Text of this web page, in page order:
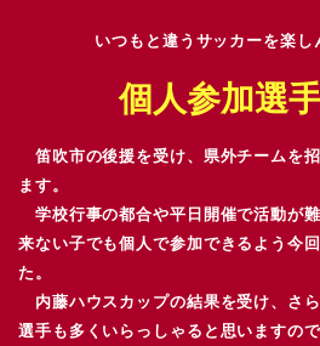
いつもと違うサッカーを楽し
個人参加選
笛吹市の後援を受け、県外チームを
ます。
学校行事の都合や平日開催で活動が
来ない子でも個人で参加できるよう今
た。
内藤ハウスカップの結果を受け、さ
選手も多くいらっしゃると思いますの